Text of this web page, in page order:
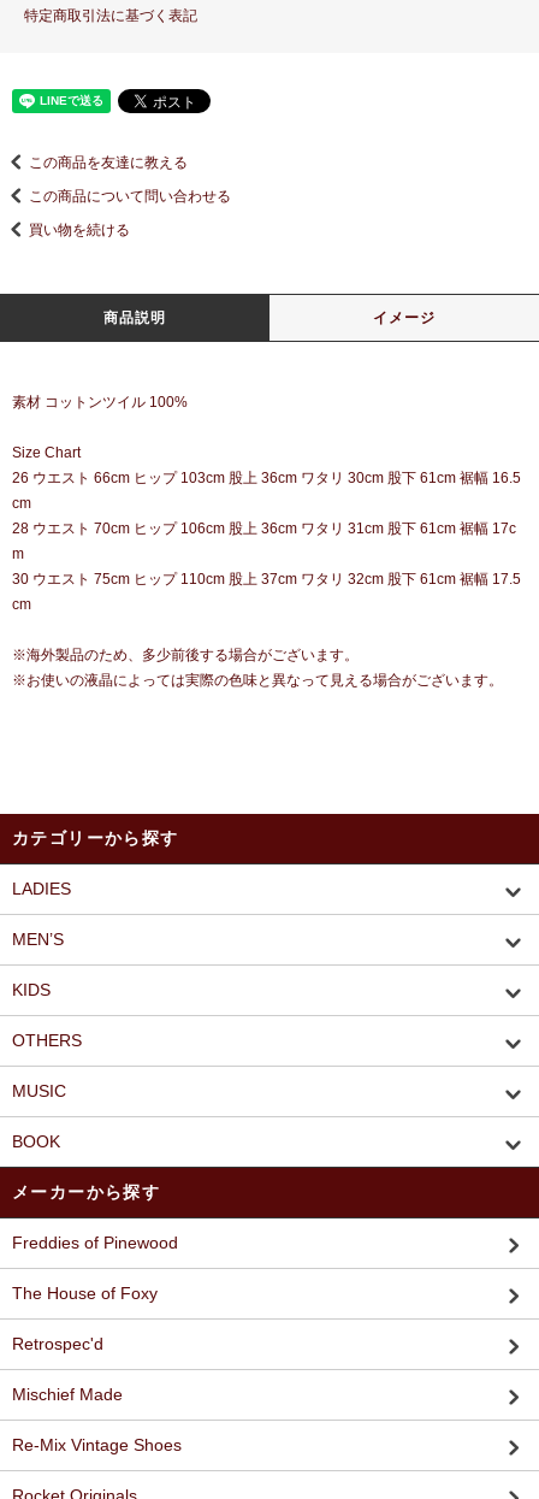
特定商取引法に基づく表記
この商品を友達に教える
この商品について問い合わせる
買い物を続ける
商品説明 イメージ
素材 コットンツイル 100%
Size Chart
26 ウエスト 66cm ヒップ 103cm 股上 36cm ワタリ 30cm 股下 61cm 裾幅 16.5
cm
28 ウエスト 70cm ヒップ 106cm 股上 36cm ワタリ 31cm 股下 61cm 裾幅 17c
m
30 ウエスト 75cm ヒップ 110cm 股上 37cm ワタリ 32cm 股下 61cm 裾幅 17.5
cm
※海外製品のため、多少前後する場合がございます。
※お使いの液晶によっては実際の色味と異なって見える場合がございます。
カテゴリーから探す
LADIES
MEN’S
KIDS
OTHERS
MUSIC
BOOK
メーカーから探す
Freddies of Pinewood
The House of Foxy
Retrospec'd
Mischief Made
Re-Mix Vintage Shoes